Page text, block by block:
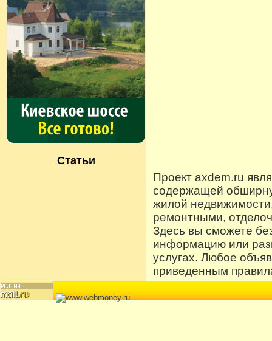
Статьи
Проект axdem.ru
содержащей
жилой
ремонтными,
Здесь вы сможете
информацию или
услугах. Любое
приведенным